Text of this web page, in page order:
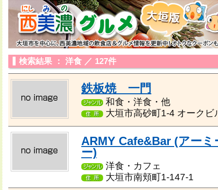
検索結果 ： 洋食 ／ 127件
鉄板焼 一門
和食・洋食・他
大垣市高砂町1-4 オークビ
ARMY Cafe&Bar (アー
ー)
洋食・カフェ
大垣市南頬町1-147-1